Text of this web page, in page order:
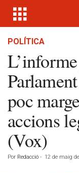
POLÍTICA
poc
accions
(Vox)
Por Redacció - 12 de maig